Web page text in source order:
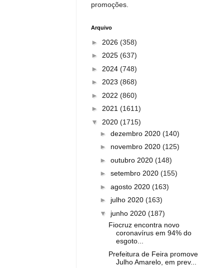
promoções.
Arquivo
► 2026 (358)
► 2025 (637)
► 2024 (748)
► 2023 (868)
► 2022 (860)
► 2021 (1611)
▼ 2020 (1715)
► dezembro 2020 (140)
► novembro 2020 (125)
► outubro 2020 (148)
► setembro 2020 (155)
► agosto 2020 (163)
► julho 2020 (163)
▼ junho 2020 (187)
Fiocruz encontra novo
coronavírus em 94% do
esgoto...
Prefeitura de Feira promove
Julho Amarelo, em prev...